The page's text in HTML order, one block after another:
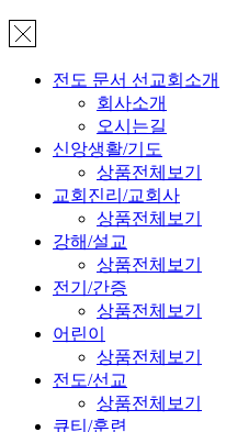
전도 문서 선교회소개
회사소개
오시는길
신앙생활/기도
상품전체보기
교회진리/교회사
상품전체보기
강해/설교
상품전체보기
전기/간증
상품전체보기
어린이
상품전체보기
전도/선교
상품전체보기
큐티/훈련